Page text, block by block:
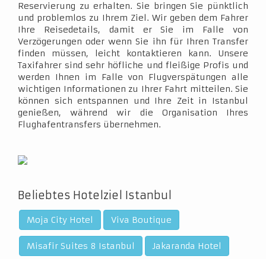
Reservierung zu erhalten. Sie bringen Sie pünktlich
und problemlos zu Ihrem Ziel. Wir geben dem Fahrer
Ihre Reisedetails, damit er Sie im Falle von
Verzögerungen oder wenn Sie ihn für Ihren Transfer
finden müssen, leicht kontaktieren kann. Unsere
Taxifahrer sind sehr höfliche und fleißige Profis und
werden Ihnen im Falle von Flugverspätungen alle
wichtigen Informationen zu Ihrer Fahrt mitteilen. Sie
können sich entspannen und Ihre Zeit in Istanbul
genießen, während wir die Organisation Ihres
Flughafentransfers übernehmen.
Beliebtes Hotelziel Istanbul
Moja City Hotel Viva Boutique
Misafir Suites 8 Istanbul Jakaranda Hotel